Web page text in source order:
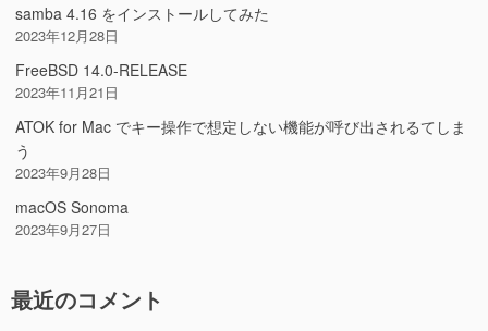
samba 4.16 をインストールしてみた
2023年12月28日
FreeBSD 14.0-RELEASE
2023年11月21日
ATOK for Mac でキー操作で想定しない機能が呼び出されるてしま
う
2023年9月28日
macOS Sonoma
2023年9月27日
最近のコメント